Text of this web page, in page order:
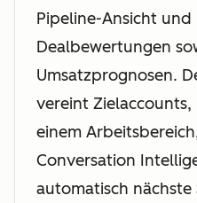
Pipeline-Ansicht
Dealbewertungen
Umsatzprognosen.
vereint Zielaccounts,
einem
Conversation
automatisch